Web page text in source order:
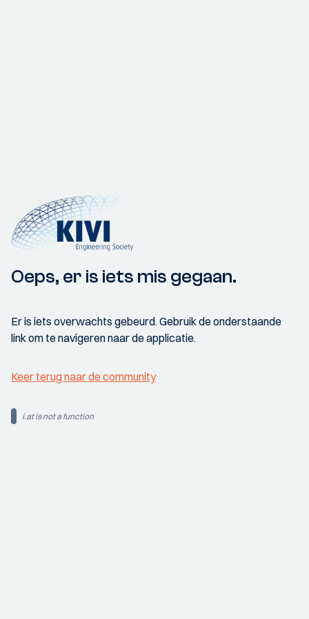
Oeps, er is iets mis gegaan.
Er is iets overwachts gebeurd. Gebruik de onderstaande
link om te navigeren naar de applicatie.
Keer terug naar de community
i.at is not a function